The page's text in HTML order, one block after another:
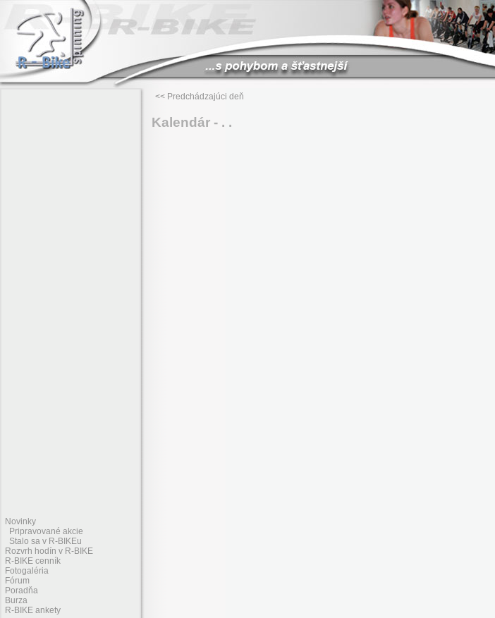
Novinky
Pripravované akcie
Stalo sa v R-BIKEu
Rozvrh hodín v R-BIKE
R-BIKE cenník
Fotogaléria
Fórum
Poradňa
Burza
R-BIKE ankety
<< Predchádzajúci deň
Kalendár - . .